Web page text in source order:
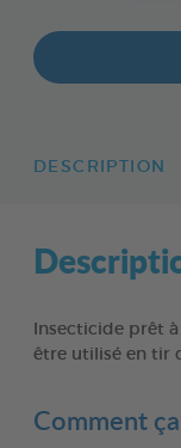
DESCRIPTION
Insecticide prêt
être utilisé en tir
Comment